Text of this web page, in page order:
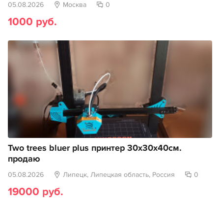
05.08.2026 Москва 0
1000 руб.
Two trees bluer plus принтер 30х30х40см.
продаю
05.08.2026 Липецк, Липецкая область, Россия 0
19000 руб.